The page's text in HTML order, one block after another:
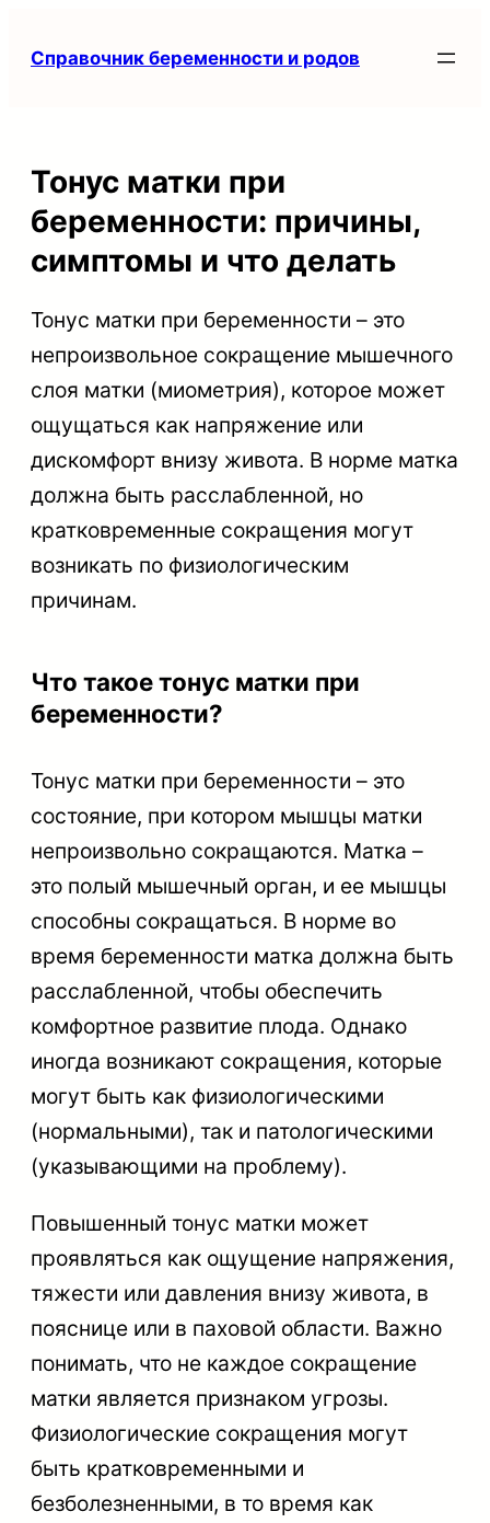
Справочник беременности и родов
Тонус матки при
беременности: причины,
симптомы и что делать
Тонус матки при беременности – это
непроизвольное сокращение мышечного
слоя матки (миометрия), которое может
ощущаться как напряжение или
дискомфорт внизу живота. В норме матка
должна быть расслабленной, но
кратковременные сокращения могут
возникать по физиологическим
причинам.
Что такое тонус матки при
беременности?
Тонус матки при беременности – это
состояние, при котором мышцы матки
непроизвольно сокращаются. Матка –
это полый мышечный орган, и ее мышцы
способны сокращаться. В норме во
время беременности матка должна быть
расслабленной, чтобы обеспечить
комфортное развитие плода. Однако
иногда возникают сокращения, которые
могут быть как физиологическими
(нормальными), так и патологическими
(указывающими на проблему).
Повышенный тонус матки может
проявляться как ощущение напряжения,
тяжести или давления внизу живота, в
пояснице или в паховой области. Важно
понимать, что не каждое сокращение
матки является признаком угрозы.
Физиологические сокращения могут
быть кратковременными и
безболезненными, в то время как